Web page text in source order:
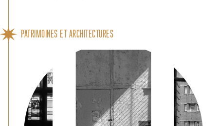
PATRIMOINES ET ARCHITECTURES